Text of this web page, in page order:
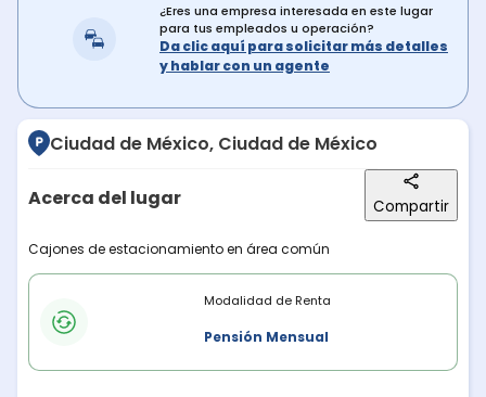
¿Eres una empresa interesada en este lugar
para tus empleados u operación?
Da clic aquí para solicitar más detalles
y hablar con un agente
Ciudad de México, Ciudad de México
Acerca del lugar Compartir
Descripción del lugar
Cajones de estacionamiento en área común
Modalidades de rentaModalidad de Renta
Pensión Mensual